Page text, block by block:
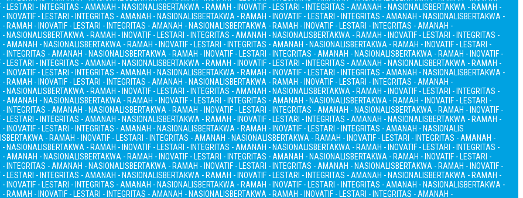
- LESTARI - INTEGRITAS - AMANAH - NASIONALISBERTAKWA - RAMAH - INOVATIF - LESTARI - INTEGRITAS - AMANAH - NASIONALISBERTAKWA - RAMAH -
INOVATIF - LESTARI - INTEGRITAS - AMANAH - NASIONALISBERTAKWA - RAMAH - INOVATIF - LESTARI - INTEGRITAS - AMANAH - NASIONALISBERTAKWA -
- RAMAH - INOVATIF - LESTARI - INTEGRITAS - AMANAH - NASIONALISBERTAKWA - RAMAH - INOVATIF - LESTARI - INTEGRITAS - AMANAH -
- NASIONALISBERTAKWA - RAMAH - INOVATIF - LESTARI - INTEGRITAS - AMANAH - NASIONALISBERTAKWA - RAMAH - INOVATIF - LESTARI - INTEGRITAS -
- AMANAH - NASIONALISBERTAKWA - RAMAH - INOVATIF - LESTARI - INTEGRITAS - AMANAH - NASIONALISBERTAKWA - RAMAH - INOVATIF - LESTARI -
INTEGRITAS - AMANAH - NASIONALISBERTAKWA - RAMAH - INOVATIF - LESTARI - INTEGRITAS - AMANAH - NASIONALISBERTAKWA - RAMAH - INOVATIF -
- LESTARI - INTEGRITAS - AMANAH - NASIONALISBERTAKWA - RAMAH - INOVATIF - LESTARI - INTEGRITAS - AMANAH - NASIONALISBERTAKWA - RAMAH -
INOVATIF - LESTARI - INTEGRITAS - AMANAH - NASIONALISBERTAKWA - RAMAH - INOVATIF - LESTARI - INTEGRITAS - AMANAH - NASIONALISBERTAKWA -
- RAMAH - INOVATIF - LESTARI - INTEGRITAS - AMANAH - NASIONALISBERTAKWA - RAMAH - INOVATIF - LESTARI - INTEGRITAS - AMANAH -
- NASIONALISBERTAKWA - RAMAH - INOVATIF - LESTARI - INTEGRITAS - AMANAH - NASIONALISBERTAKWA - RAMAH - INOVATIF - LESTARI - INTEGRITAS -
- AMANAH - NASIONALISBERTAKWA - RAMAH - INOVATIF - LESTARI - INTEGRITAS - AMANAH - NASIONALISBERTAKWA - RAMAH - INOVATIF - LESTARI -
INTEGRITAS - AMANAH - NASIONALISBERTAKWA - RAMAH - INOVATIF - LESTARI - INTEGRITAS - AMANAH - NASIONALISBERTAKWA - RAMAH - INOVATIF -
- LESTARI - INTEGRITAS - AMANAH - NASIONALISBERTAKWA - RAMAH - INOVATIF - LESTARI - INTEGRITAS - AMANAH - NASIONALISBERTAKWA - RAMAH -
INOVATIF - LESTARI - INTEGRITAS - AMANAH - NASIONALISBERTAKWA - RAMAH - INOVATIF - LESTARI - INTEGRITAS - AMANAH - NASIONALIS
BERTAKWA - RAMAH - INOVATIF - LESTARI - INTEGRITAS - AMANAH - NASIONALISBERTAKWA - RAMAH - INOVATIF - LESTARI - INTEGRITAS - AMANAH -
- NASIONALISBERTAKWA - RAMAH - INOVATIF - LESTARI - INTEGRITAS - AMANAH - NASIONALISBERTAKWA - RAMAH - INOVATIF - LESTARI - INTEGRITAS -
- AMANAH - NASIONALISBERTAKWA - RAMAH - INOVATIF - LESTARI - INTEGRITAS - AMANAH - NASIONALISBERTAKWA - RAMAH - INOVATIF - LESTARI -
INTEGRITAS - AMANAH - NASIONALISBERTAKWA - RAMAH - INOVATIF - LESTARI - INTEGRITAS - AMANAH - NASIONALISBERTAKWA - RAMAH - INOVATIF -
- LESTARI - INTEGRITAS - AMANAH - NASIONALISBERTAKWA - RAMAH - INOVATIF - LESTARI - INTEGRITAS - AMANAH - NASIONALISBERTAKWA - RAMAH -
INOVATIF - LESTARI - INTEGRITAS - AMANAH - NASIONALISBERTAKWA - RAMAH - INOVATIF - LESTARI - INTEGRITAS - AMANAH - NASIONALISBERTAKWA -
- RAMAH - INOVATIF - LESTARI - INTEGRITAS - AMANAH - NASIONALISBERTAKWA - RAMAH - INOVATIF - LESTARI - INTEGRITAS - AMANAH -